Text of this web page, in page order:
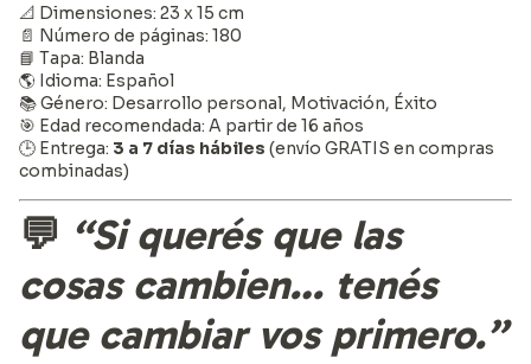
📐 Dimensiones: 23 x 15 cm
📄 Número de páginas: 180
📘 Tapa: Blanda
🌎 Idioma: Español
📚 Género: Desarrollo personal, Motivación, Éxito
🎯 Edad recomendada: A partir de 16 años
🕒 Entrega: 3 a 7 días hábiles (envío GRATIS en compras
combinadas)
💬 “Si querés que las
cosas cambien… tenés
que cambiar vos primero.”